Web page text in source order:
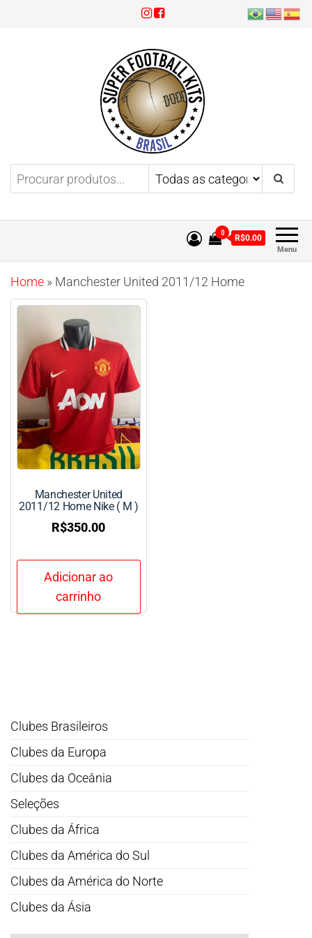
Super Football KitsAproveite 3x sem juros!
Menu
0
R$0.00
Home » Manchester United 2011/12 Home
Manchester United
2011/12 Home Nike ( M )
R$350.00
Adicionar ao
carrinho
Clubes Brasileiros
Clubes da Europa
Clubes da Oceânia
Seleções
Clubes da África
Clubes da América do Sul
Clubes da América do Norte
Clubes da Ásia